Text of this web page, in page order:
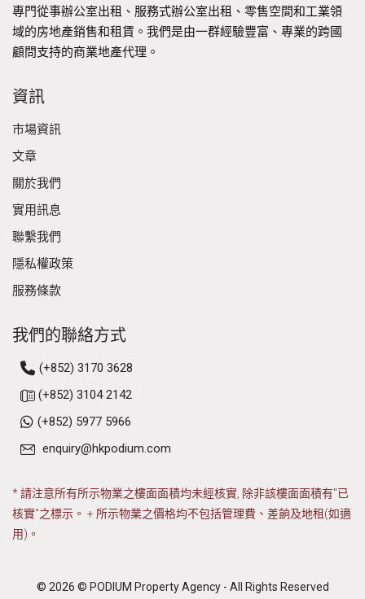
專門從事辦公室出租、服務式辦公室出租、零售空間和工業領
域的房地產銷售和租賃。我們是由一群經驗豐富、專業的跨國
顧問支持的商業地產代理。
資訊
市場資訊
文章
關於我們
實用訊息
聯繫我們
隱私權政策
服務條款
我們的聯絡方式
(+852) 3170 3628
(+852) 3104 2142
(+852) 5977 5966
enquiry@hkpodium.com
* 請注意所有所示物業之樓面面積均未經核實, 除非該樓面面積有"已
核實"之標示。 + 所示物業之價格均不包括管理費、差餉及地租(如適
用)。
© 2026 © PODIUM Property Agency - All Rights Reserved